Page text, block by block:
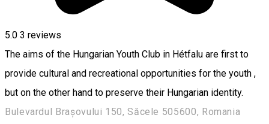
5.0 3 reviews
The aims of the Hungarian Youth Club in Hétfalu are first to
provide cultural and recreational opportunities for the youth ,
but on the other hand to preserve their Hungarian identity.
Bulevardul Brașovului 150, Săcele 505600, Romania